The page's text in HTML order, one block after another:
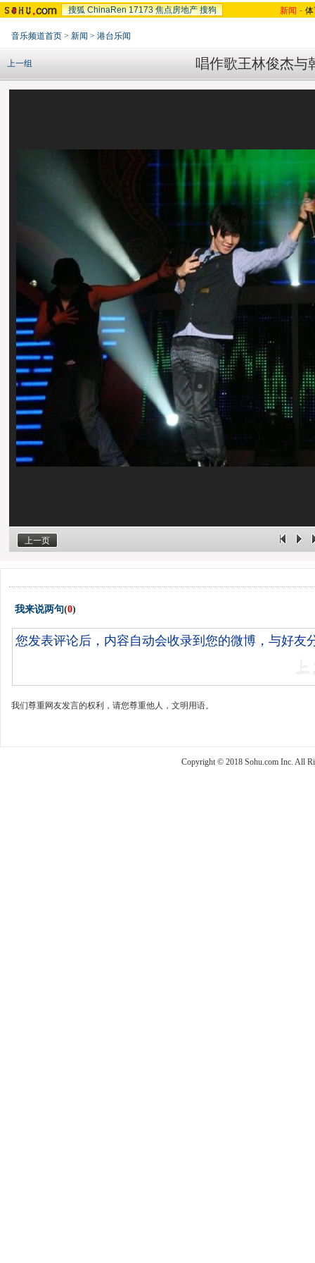
搜狐 ChinaRen 17173 焦点房地产 搜狗 新闻 -
音乐频道首页 > 新闻 > 港台乐闻
唱作歌王林俊杰与
上一组
上一页
我来说两句(0)
我们尊重网友发言的权利，请您尊重他人，文明用语。
Copyright © 2018 Sohu.com Inc. All